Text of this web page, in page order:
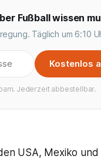
Fußball wissen
Täglich um 6:10
Kostenlos
Jederzeit abbestellbar.
USA, Mexiko und